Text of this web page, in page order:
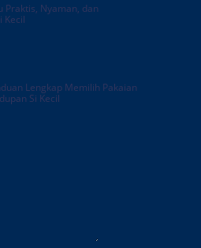
Praktis, Nyaman, dan
Kecil
Lengkap Memilih Pakaian
Si Kecil